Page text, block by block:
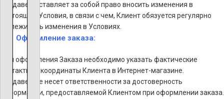
Продавец оставляет за собой право вносить изменения в
настоящие Условия, в связи с чем, Клиент обязуется регулярно
отслеживать изменения в Условиях.
Оформление заказа:
Для оформления Заказа необходимо указать фактические
контактные координаты Клиента в Интернет-магазине.
Продавец не несет ответственности за достоверность
информации, предоставляемой Клиентом при оформлении заказа.